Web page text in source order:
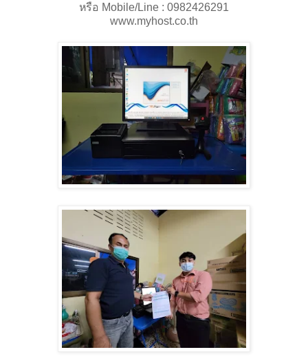
หรือ Mobile/Line : 0982426291
www.myhost.co.th